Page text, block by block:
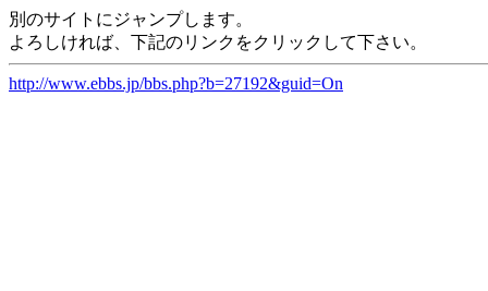
別のサイトにジャンプします。
よろしければ、下記のリンクをクリックして下さい。
http://www.ebbs.jp/bbs.php?b=27192&guid=On